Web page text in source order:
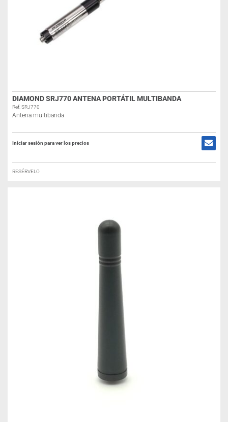
DIAMOND SRJ770 ANTENA PORTÁTIL MULTIBANDA
Ref: SRJ770
Antena multibanda
Iniciar sesión para ver los precios
RESÉRVELO